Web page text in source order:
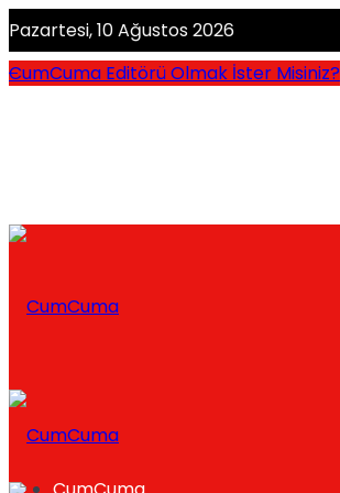
Pazartesi, 10 Ağustos 2026
CumCuma Editörü Olmak İster Misiniz?